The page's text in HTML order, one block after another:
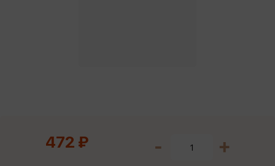
472 ₽